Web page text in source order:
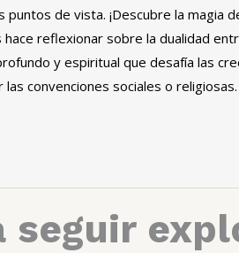
de vista. ¡Descubre la magia
reflexionar sobre la dualidad
y espiritual que desafía las
convenciones sociales o
seguir